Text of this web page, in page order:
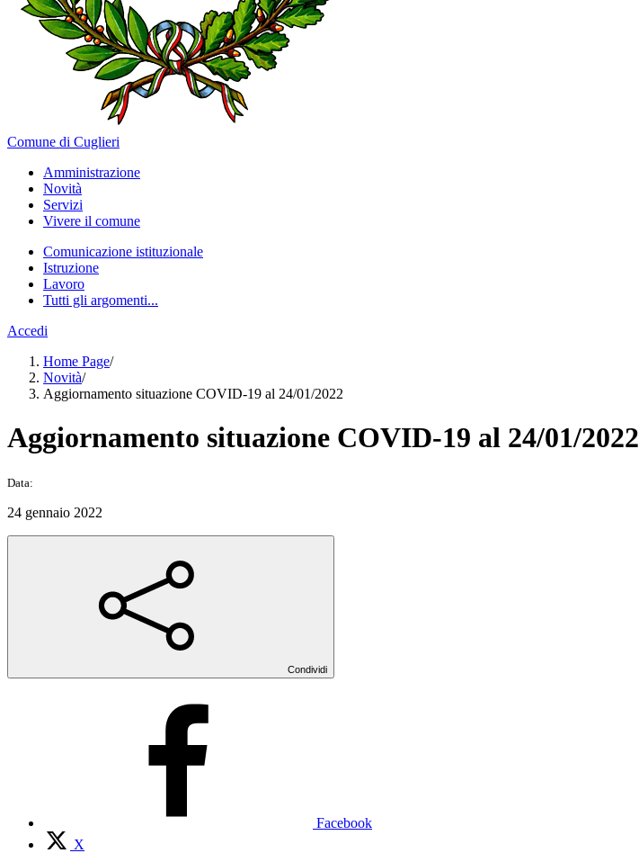
Comune di Cuglieri
Amministrazione
Novità
Servizi
Vivere il comune
Comunicazione istituzionale
Istruzione
Lavoro
Tutti gli argomenti...
Accedi
Home Page/
Novità/
Aggiornamento situazione COVID-19 al 24/01/2022
Aggiornamento situazione COVID-19 al 24/01/2022
Data:
24 gennaio 2022
Condividi
Facebook
X